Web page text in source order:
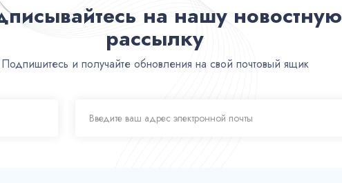
на нашу новостную
рассылку
Подпишитесь и получайте обновления на свой почтовый ящик